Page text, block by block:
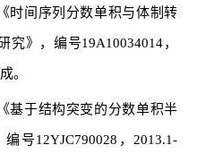
时间序列分数单积与体制转
》，编号19A10034014，
。
基于结构突变的分数单积半
号12YJC790028，2013.1-